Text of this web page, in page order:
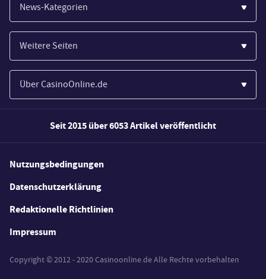
News-Kategorien
Casinos
Wirtschaft
Spiele
Weitere Seiten
Paypal Casinos
Novoline Casinos
Merkur Casinos
Casino Testberichte
Casino Bonus Angebote
Kostenlose Spiele
Über CasinoOnline.de
Wie wir bewerten
FAQs
Seit 2015 über 6053 Artikel veröffentlicht
Nutzungsbedingungen
Datenschutzerklärung
Redaktionelle Richtlinien
Impressum
Copyright © 2012 - 2020 Casinoonline.de Alle Rechte vorbehalten